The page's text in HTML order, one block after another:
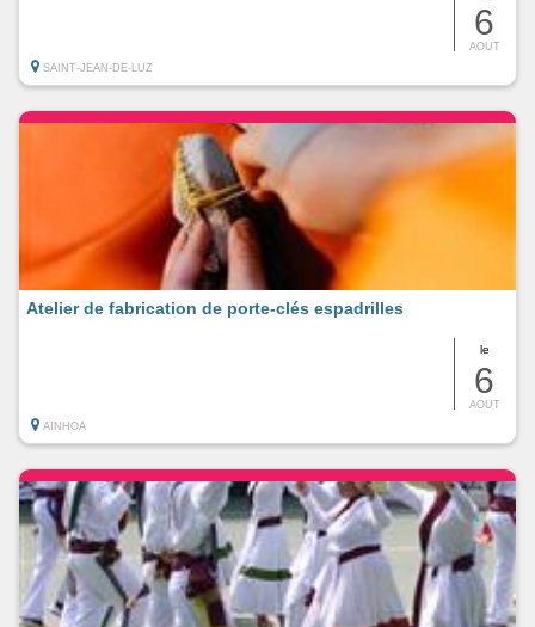
6
AOUT
SAINT-JEAN-DE-LUZ
le
6
AOUT
Atelier de fabrication de porte-clés espadrilles
AINHOA